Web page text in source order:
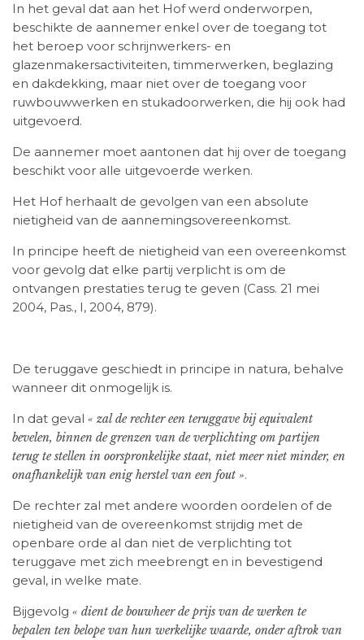
In het geval dat aan het Hof werd onderworpen,
beschikte de aannemer enkel over de toegang tot
het beroep voor schrijnwerkers- en
glazenmakersactiviteiten, timmerwerken, beglazing
en dakdekking, maar niet over de toegang voor
ruwbouwwerken en stukadoorwerken, die hij ook had
uitgevoerd.
De aannemer moet aantonen dat hij over de toegang
beschikt voor alle uitgevoerde werken.
Het Hof herhaalt de gevolgen van een absolute
nietigheid van de aannemingsovereenkomst.
In principe heeft de nietigheid van een overeenkomst
voor gevolg dat elke partij verplicht is om de
ontvangen prestaties terug te geven (Cass. 21 mei
2004, Pas., I, 2004, 879).
De teruggave geschiedt in principe in natura, behalve
wanneer dit onmogelijk is.
In dat geval « zal de rechter een teruggave bij equivalent
bevelen, binnen de grenzen van de verplichting om partijen
terug te stellen in oorspronkelijke staat, niet meer niet minder, en
onafhankelijk van enig herstel van een fout ».
De rechter zal met andere woorden oordelen of de
nietigheid van de overeenkomst strijdig met de
openbare orde al dan niet de verplichting tot
teruggave met zich meebrengt en in bevestigend
geval, in welke mate.
Bijgevolg « dient de bouwheer de prijs van de werken te
bepalen ten belope van hun werkelijke waarde, onder aftrok van